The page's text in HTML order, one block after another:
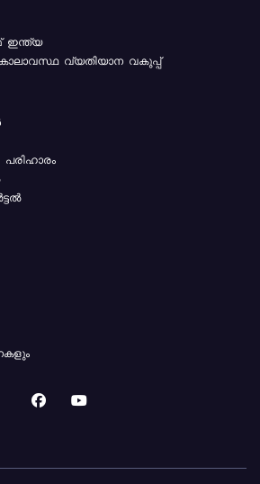
ഇന്ത്യ
കാലാവസ്ഥ വ്യതിയാന വകുപ്പ്